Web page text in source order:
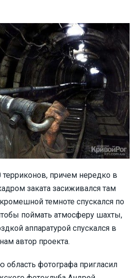
терриконов, причем нередко в
заката засиживался там
темноте спускался по
поймать атмосферу шахты,
аппаратурой спускался в
автор проекта.
область фотографа пригласил